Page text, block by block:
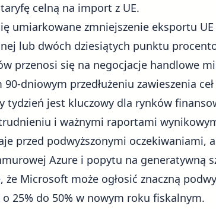
celną na import z UE.
umiarkowane zmniejszenie eksportu
lub dwóch dziesiątych punktu
przenosi się na negocjacje handlowe
dniowym przedłużeniu zawieszenia
tydzień jest kluczowy dla rynków
i ważnymi raportami
przed podwyższonymi oczekiwaniami,
Azure i popytu na generatywną
że Microsoft może ogłosić znaczną
25% do 50% w nowym roku fiskalnym.